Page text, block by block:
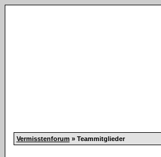
Vermisstenforum » Teammitglieder